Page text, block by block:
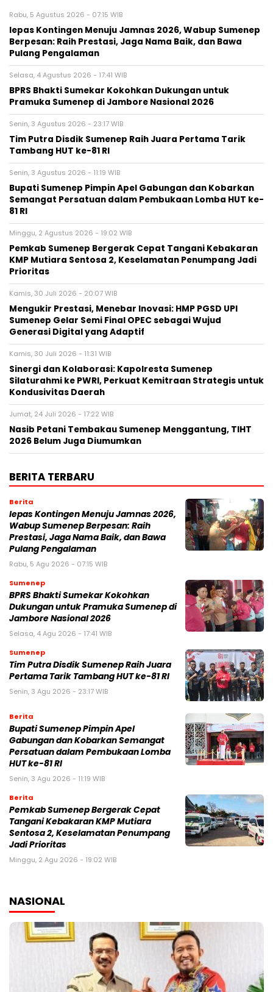
Rabu, 5 Agustus 2026 - 07:15 WIB
lepas Kontingen Menuju Jamnas 2026, Wabup Sumenep
Berpesan: Raih Prestasi, Jaga Nama Baik, dan Bawa
Pulang Pengalaman
Selasa, 4 Agustus 2026 - 17:41 WIB
BPRS Bhakti Sumekar Kokohkan Dukungan untuk
Pramuka Sumenep di Jambore Nasional 2026
Senin, 3 Agustus 2026 - 23:17 WIB
Tim Putra Disdik Sumenep Raih Juara Pertama Tarik
Tambang HUT ke-81 RI
Senin, 3 Agustus 2026 - 11:19 WIB
Bupati Sumenep Pimpin Apel Gabungan dan Kobarkan
Semangat Persatuan dalam Pembukaan Lomba HUT ke-
81 RI
Minggu, 2 Agustus 2026 - 19:02 WIB
Pemkab Sumenep Bergerak Cepat Tangani Kebakaran
KMP Mutiara Sentosa 2, Keselamatan Penumpang Jadi
Prioritas
Kamis, 30 Juli 2026 - 20:07 WIB
Mengukir Prestasi, Menebar Inovasi: HMP PGSD UPI
Sumenep Gelar Semi Final OPEC sebagai Wujud
Generasi Digital yang Adaptif
Kamis, 30 Juli 2026 - 11:31 WIB
Sinergi dan Kolaborasi: Kapolresta Sumenep
Silaturahmi ke PWRI, Perkuat Kemitraan Strategis untuk
Kondusivitas Daerah
Jumat, 24 Juli 2026 - 17:22 WIB
Nasib Petani Tembakau Sumenep Menggantung, TIHT
2026 Belum Juga Diumumkan
BERITA TERBARU
Berita
lepas Kontingen Menuju Jamnas 2026,
Wabup Sumenep Berpesan: Raih
Prestasi, Jaga Nama Baik, dan Bawa
Pulang Pengalaman
Rabu, 5 Agu 2026 - 07:15 WIB
Sumenep
BPRS Bhakti Sumekar Kokohkan
Dukungan untuk Pramuka Sumenep di
Jambore Nasional 2026
Selasa, 4 Agu 2026 - 17:41 WIB
Sumenep
Tim Putra Disdik Sumenep Raih Juara
Pertama Tarik Tambang HUT ke-81 RI
Senin, 3 Agu 2026 - 23:17 WIB
Berita
Bupati Sumenep Pimpin Apel
Gabungan dan Kobarkan Semangat
Persatuan dalam Pembukaan Lomba
HUT ke-81 RI
Senin, 3 Agu 2026 - 11:19 WIB
Berita
Pemkab Sumenep Bergerak Cepat
Tangani Kebakaran KMP Mutiara
Sentosa 2, Keselamatan Penumpang
Jadi Prioritas
Minggu, 2 Agu 2026 - 19:02 WIB
NASIONAL